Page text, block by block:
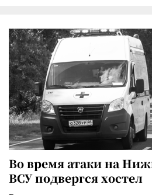
Во время атаки на
ВСУ подвергся хостел